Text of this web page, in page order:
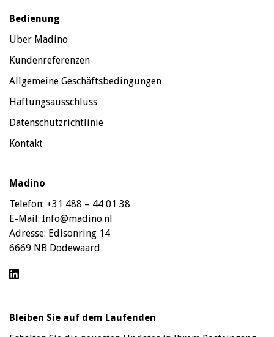
Bedienung
Über Madino
Kundenreferenzen
Allgemeine Geschäftsbedingungen
Haftungsausschluss
Datenschutzrichtlinie
Kontakt
Madino
Telefon: +31 488 – 44 01 38
E-Mail: Info@madino.nl
Adresse: Edisonring 14
6669 NB Dodewaard
Bleiben Sie auf dem Laufenden